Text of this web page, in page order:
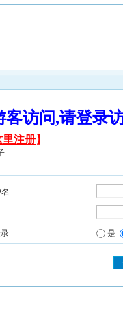
客访问,请登
里注册】
是